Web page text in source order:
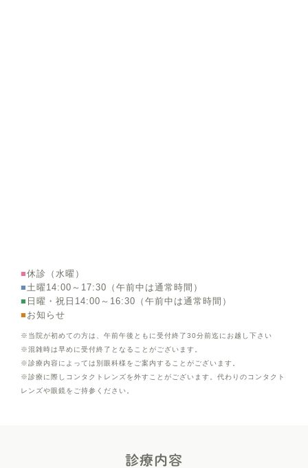
■休診（水曜）
■土曜14:00～17:30（午前中は通常時間）
■ 日曜・祝日14:00～16:30（午前中は通常時間）
■ お知らせ
※当院が初めての方は、午前午後ともに受付終了30分前迄にお越し下さい
※混雑時は早めに受付終了となることがございます。
※診療内容によっては別眼科様をご案内することがございます。
※診療に際しコンタクトレンズを外すことがございます。代わりのコンタクト
レンズや眼鏡をご持参ください。
診療内容